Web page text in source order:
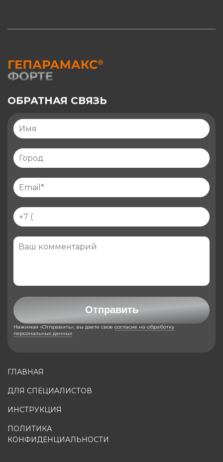
ГЛАВНАЯ
ДЛЯ СПЕЦИАЛИСТОВ
ИНСТРУКЦИЯ
ПОЛИТИКА
КОНФИДЕНЦИАЛЬНОСТИ
ОБРАТНАЯ СВЯЗЬ
Отправить
Нажимая «Отправить», вы даете свое согласие на обработку
персональных данных